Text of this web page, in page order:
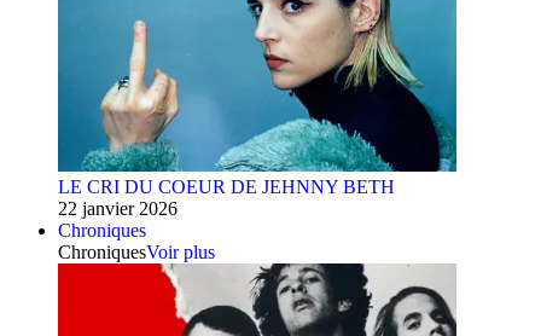
LE CRI DU COEUR DE JEHNNY BETH
22 janvier 2026
Chroniques
ChroniquesVoir plus